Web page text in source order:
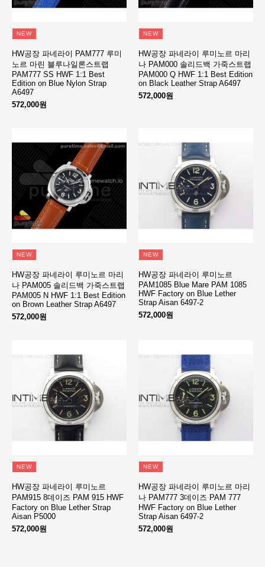
NEW
HW공장 파네라이 PAM777 루미
노르 마린 블루나일론스트랩
PAM777 SS HWF 1:1 Best
Edition on Blue Nylon Strap
A6497
572,000원
NEW
HW공장 파네라이 루미노르 마리
나 PAM000 솔리드백 가죽스트랩
PAM000 Q HWF 1:1 Best Edition
on Black Leather Strap A6497
572,000원
NEW
HW공장 파네라이 루미노르 마리
나 PAM005 솔리드백 가죽스트랩
PAM005 N HWF 1:1 Best Edition
on Brown Leather Strap A6497
572,000원
NEW
HW공장 파네라이 루미노르
PAM1085 Blue Mare PAM 1085
HWF Factory on Blue Lether
Strap Aisan 6497-2
572,000원
NEW
HW공장 파네라이 루미노르
PAM915 8데이즈 PAM 915 HWF
Factory on Blue Lether Strap
Aisan P5000
572,000원
NEW
HW공장 파네라이 루미노르 마리
나 PAM777 3데이즈 PAM 777
HWF Factory on Blue Lether
Strap Aisan 6497-2
572,000원